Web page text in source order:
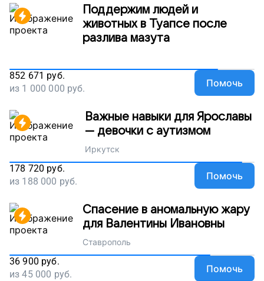
Поддержим людей и
животных в Туапсе после
разлива мазута
852 671 руб.
из 1 000 000 руб. Помочь
Важные навыки для Ярославы
— девочки с аутизмом
Иркутск
178 720 руб.
из 188 000 руб. Помочь
Спасение в аномальную жару
для Валентины Ивановны
Ставрополь
36 900 руб.
из45 000 руб. Помочь